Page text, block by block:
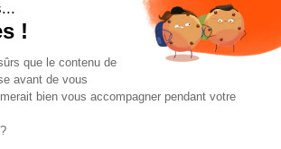
d’utilisation